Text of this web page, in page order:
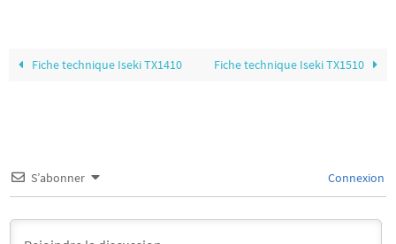
Fiche technique Iseki TX1410 Fiche technique Iseki TX1510
S’abonner Connexion